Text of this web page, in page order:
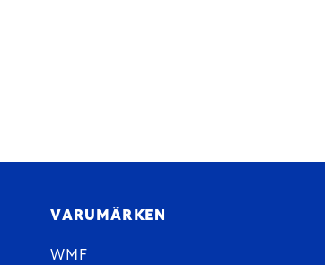
VARUMÄRKEN
WMF